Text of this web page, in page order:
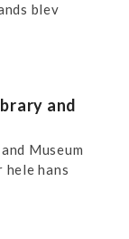
blev
and
Museum
hans